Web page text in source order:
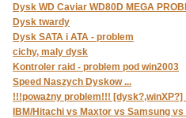
Dysk WD Caviar WD80D MEGA
Dysk twardy
Dysk SATA i ATA - problem
cichy, maly dysk
Kontroler raid - problem pod win2003
Speed Naszych Dyskow ...
!!!poważny problem!!! [dysk?,winXP?]
IBM/Hitachi vs Maxtor vs Samsung vs